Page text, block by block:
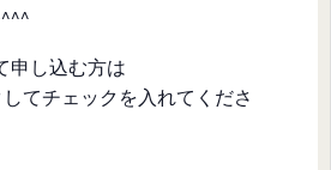
申し込む方は
てチェックを入れてくださ